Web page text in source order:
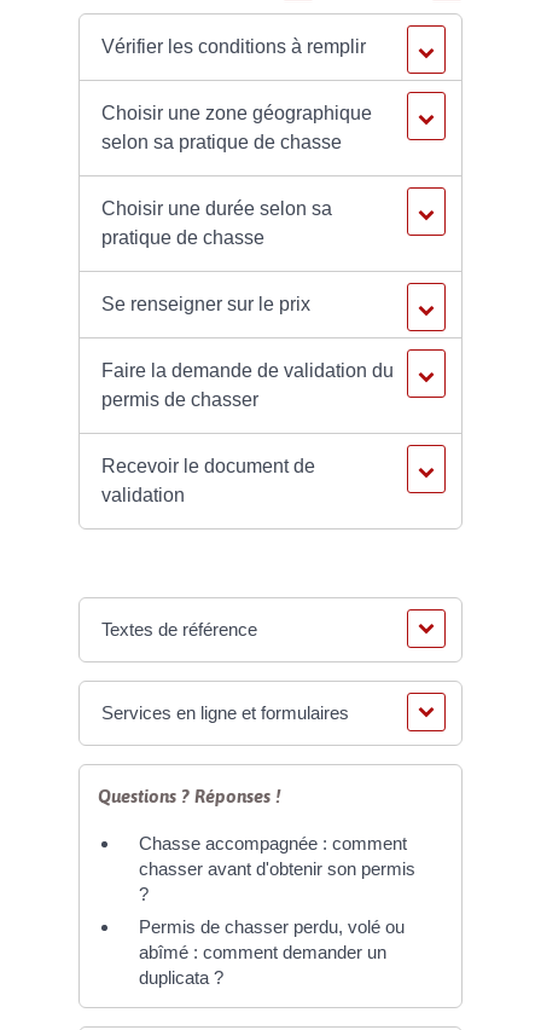
Vérifier les conditions à remplir
Choisir une zone géographique
selon sa pratique de chasse
Choisir une durée selon sa
pratique de chasse
Se renseigner sur le prix
Faire la demande de validation du
permis de chasser
Recevoir le document de
validation
Textes de référence
Services en ligne et formulaires
Questions ? Réponses !
Chasse accompagnée : comment
chasser avant d'obtenir son permis
?
Permis de chasser perdu, volé ou
abîmé : comment demander un
duplicata ?